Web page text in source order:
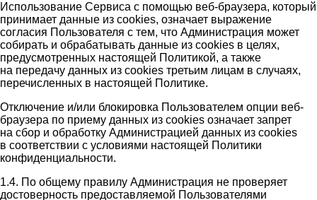
Использование Сервиса с помощью веб-браузера, который
принимает данные из cookies, означает выражение
согласия Пользователя с тем, что Администрация может
собирать и обрабатывать данные из cookies в целях,
предусмотренных настоящей Политикой, а также
на передачу данных из cookies третьим лицам в случаях,
перечисленных в настоящей Политике.
Отключение и/или блокировка Пользователем опции веб-
браузера по приему данных из cookies означает запрет
на сбор и обработку Администрацией данных из cookies
в соответствии с условиями настоящей Политики
конфиденциальности.
1.4. По общему правилу Администрация не проверяет
достоверность предоставляемой Пользователями